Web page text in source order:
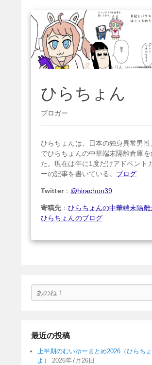
ひらちょん
ブロガー
ひらちょんは、日本の独身異常男性
でひらちょんの中華端末隔離倉庫を
た。現在は年に1度だけアドベント
ーの記事を書いている。 ブログ
Twitter： @hirachon39
寄稿先 ：ひらちょんの中華端末隔離
ひらちょんのブログ
索
最近の投稿
上半期のむいゆーまとめ2026（ひらち
よ）
2026年7月26日